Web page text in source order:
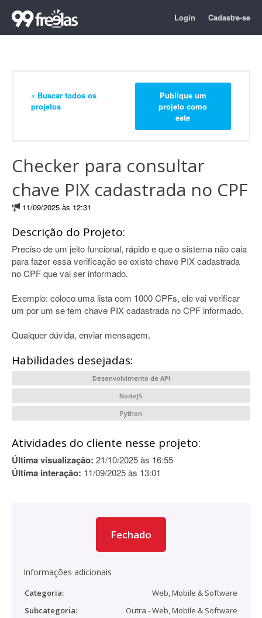
Login Cadastre-se
« Buscar todos os
projetos
Publique um
projeto como
este
Checker para consultar
chave PIX cadastrada no CPF
11/09/2025 às 12:31
Descrição do Projeto:
Preciso de um jeito funcional, rápido e que o sistema não caia
para fazer essa verificação se existe chave PIX cadastrada
no CPF que vai ser informado.
Exemplo: coloco uma lista com 1000 CPFs, ele vai verificar
um por um se tem chave PIX cadastrada no CPF informado.
Qualquer dúvida, enviar mensagem.
Habilidades desejadas:
Desenvolvimento de API
NodeJS
Python
Atividades do cliente nesse projeto:
Última visualização: 21/10/2025 às 16:55
Última interação: 11/09/2025 às 13:01
Fechado
Informações adicionais
Categoria:
Web, Mobile & Software
Subcategoria:
Outra - Web, Mobile & Software